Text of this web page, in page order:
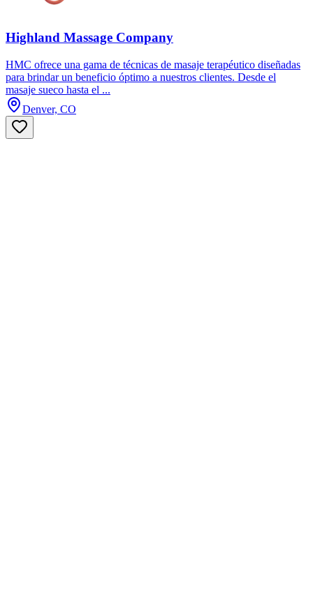
Highland Massage Company
HMC ofrece una gama de técnicas de masaje terapéutico diseñadas
para brindar un beneficio óptimo a nuestros clientes. Desde el
masaje sueco hasta el ...
Denver, CO